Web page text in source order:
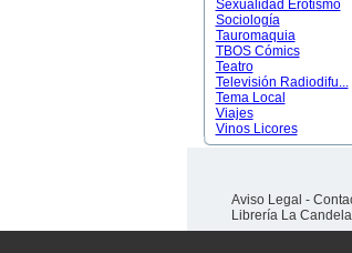
Sexualidad Erotismo
Sociología
Tauromaquia
TBOS Cómics
Teatro
Televisión Radiodifu...
Tema Local
Viajes
Vinos Licores
Aviso Legal -
Librería La